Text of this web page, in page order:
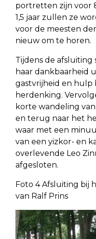
portretten zijn voor
1,5 jaar zullen ze
voor de meesten
nieuw om te horen.
Tijdens de afsluiting
haar dankbaarheid
gastvrijheid en hulp
herdenking.
korte wandeling
en terug naar het
waar met een
van een yizkor- en
overlevende Leo
afgesloten.
Foto 4 Afsluiting bij
van Ralf Prins